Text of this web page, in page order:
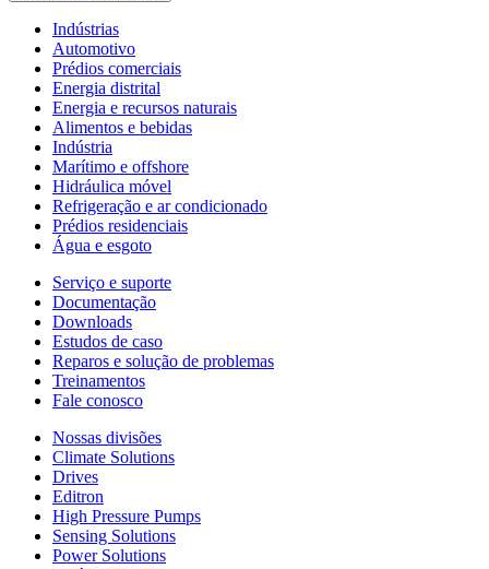
Indústrias
Automotivo
Prédios comerciais
Energia distrital
Energia e recursos naturais
Alimentos e bebidas
Indústria
Marítimo e offshore
Hidráulica móvel
Refrigeração e ar condicionado
Prédios residenciais
Água e esgoto
Serviço e suporte
Documentação
Downloads
Estudos de caso
Reparos e solução de problemas
Treinamentos
Fale conosco
Nossas divisões
Climate Solutions
Drives
Editron
High Pressure Pumps
Sensing Solutions
Power Solutions